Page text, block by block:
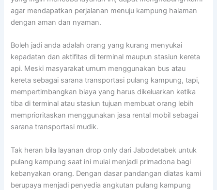
agar mendapatkan perjalanan menuju kampung halaman
dengan aman dan nyaman.
Boleh jadi anda adalah orang yang kurang menyukai
kepadatan dan aktifitas di terminal maupun stasiun kereta
api. Meski masyarakat umum menggunakan bus atau
kereta sebagai sarana transportasi pulang kampung, tapi,
mempertimbangkan biaya yang harus dikeluarkan ketika
tiba di terminal atau stasiun tujuan membuat orang lebih
memprioritaskan menggunakan jasa rental mobil sebagai
sarana transportasi mudik.
Tak heran bila layanan drop only dari Jabodetabek untuk
pulang kampung saat ini mulai menjadi primadona bagi
kebanyakan orang. Dengan dasar pandangan diatas kami
berupaya menjadi penyedia angkutan pulang kampung